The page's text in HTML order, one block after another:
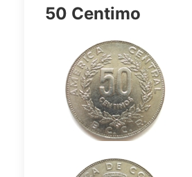
50 Centimo